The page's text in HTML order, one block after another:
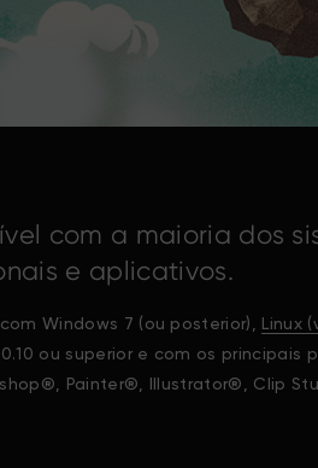
com a maioria dos
e aplicativos.
Windows 7 (ou posterior), Linux
ou superior e com os principais
Painter®, Illustrator®, Clip